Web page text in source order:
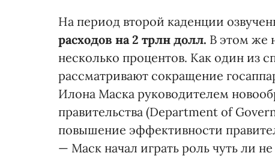
На период второй каденции
расходов на 2 трлн долл. В этом же
несколько процентов. Как один из
рассматривают сокращение
Илона Маска руководителем
правительства (Department of
повышение эффективности
— Маск начал играть роль чуть ли